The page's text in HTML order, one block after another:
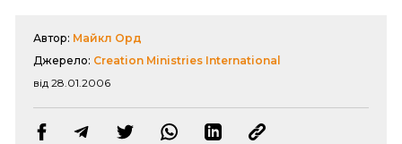
Автор: Майкл Орд
Джерело: Creation Ministries International
від 28.01.2006